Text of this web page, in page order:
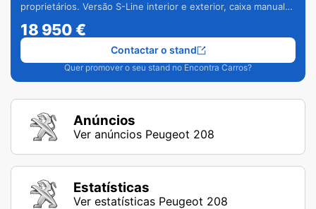
proprietários. Versão S-Line interior e exterior, caixa manual
18 950€
Quer promover o seu stand no Encontra Carros?
Contactar o stand
Anúncios
Ver anúncios Peugeot 208
Estatísticas
Ver estatísticas Peugeot 208